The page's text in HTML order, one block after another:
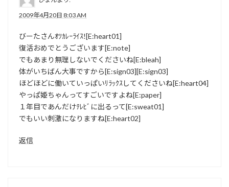
2009年4月20日 8:03 AM
びーたさんｵﾂｶﾚｰﾗｲｽ![E:heart01]
復活おめでとうございます[E:note]
でもあまり無理しないでくださいね[E:bleah]
体がいちばん大事ですから[E:sign03][E:sign03]
ほどほどに働いていっぱいﾘﾗｯｸｽしてくださいね[E:heart04]
やっぱ姫ちゃんってすごいですよね[E:paper]
１年目であんだけﾃﾚﾋﾞに出るって[E:sweat01]
でもいい刺激になりますね[E:heart02]
返信